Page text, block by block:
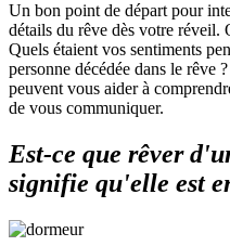
Un bon point de départ pour
détails du rêve dès votre réveil.
Quels étaient vos sentiments
personne décédée dans le rêve
peuvent vous aider à
de vous communiquer.
Est-ce que rêver
signifie qu'elle est